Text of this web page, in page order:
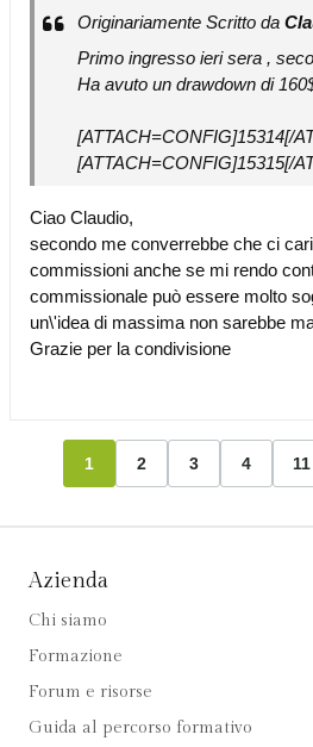
Originariamente Scritto da
Primo ingresso ieri sera ,
Ha avuto un drawdown di
[ATTACH=CONFIG]15314[/
[ATTACH=CONFIG]15315[/
Ciao Claudio,
secondo me converrebbe che ci
commissioni anche se mi rendo
commissionale può essere molto
un\'idea di massima non sarebbe
Grazie per la condivisione
1 2 3 4 11
Azienda
Chi siamo
Formazione
Forum e risorse
Guida al percorso formativo